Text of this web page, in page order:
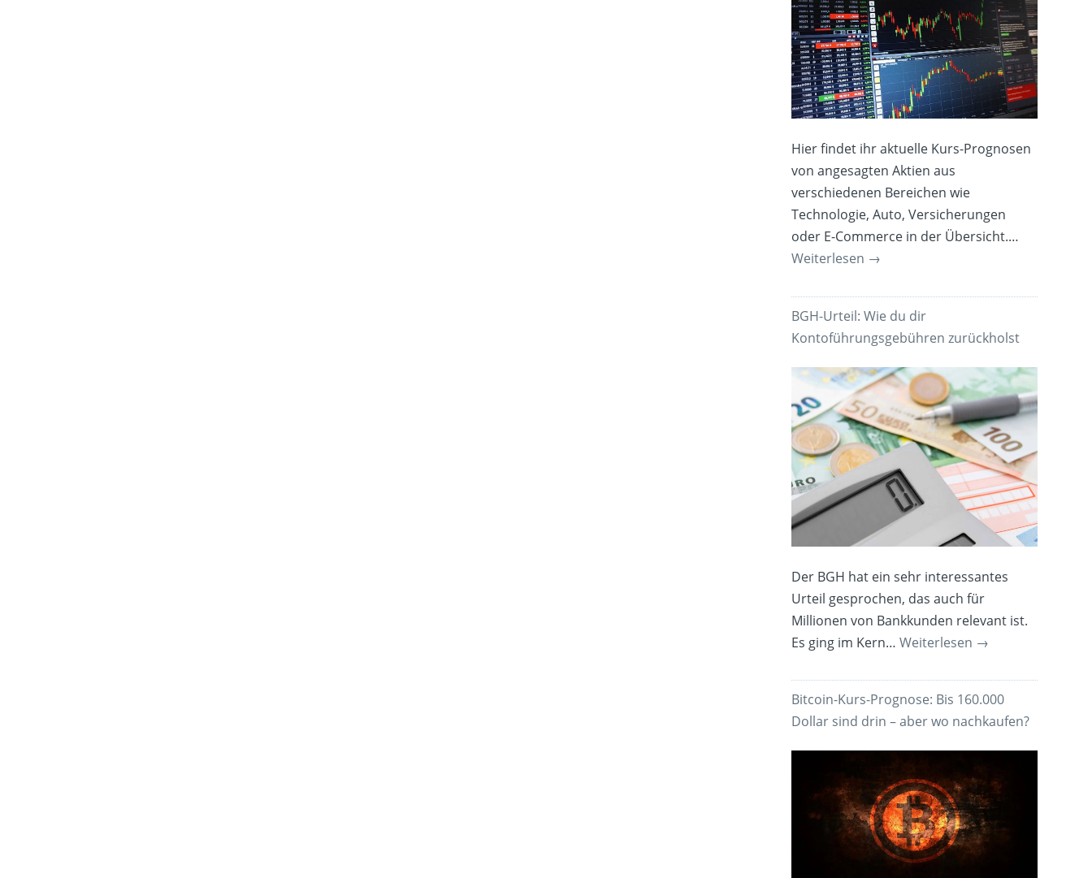
Hier findet ihr aktuelle Kurs-Prognosen
von angesagten Aktien aus
verschiedenen Bereichen wie
Technologie, Auto, Versicherungen
oder E-Commerce in der Übersicht.…
Weiterlesen →
BGH-Urteil: Wie du dir
Kontoführungsgebühren zurückholst
Der BGH hat ein sehr interessantes
Urteil gesprochen, das auch für
Millionen von Bankkunden relevant ist.
Es ging im Kern…Weiterlesen →
Bitcoin-Kurs-Prognose: Bis 160.000
Dollar sind drin – aber wo nachkaufen?